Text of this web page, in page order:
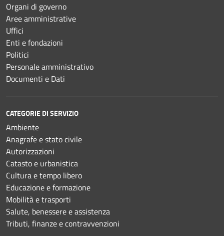
Organi di governo
Aree amministrative
Uffici
Enti e fondazioni
Politici
Personale amministrativo
Documenti e Dati
CATEGORIE DI SERVIZIO
Ambiente
Anagrafe e stato civile
Autorizzazioni
Catasto e urbanistica
Cultura e tempo libero
Educazione e formazione
Mobilità e trasporti
Salute, benessere e assistenza
Tributi, finanze e contravvenzioni